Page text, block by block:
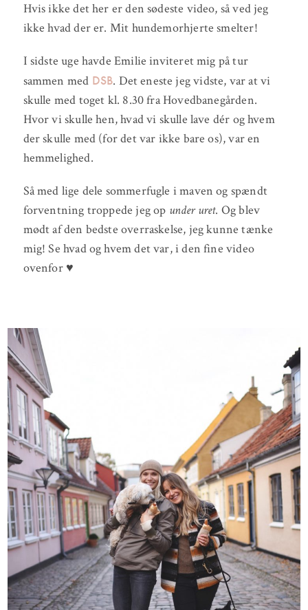
Hvis ikke det her er den sødeste video, så ved jeg
ikke hvad der er. Mit hundemorhjerte smelter!
I sidste uge havde Emilie inviteret mig på tur
sammen med DSB. Det eneste jeg vidste, var at vi
skulle med toget kl. 8.30 fra Hovedbanegården.
Hvor vi skulle hen, hvad vi skulle lave dér og hvem
der skulle med (for det var ikke bare os), var en
hemmelighed.
Så med lige dele sommerfugle i maven og spændt
forventning troppede jeg op under uret. Og blev
mødt af den bedste overraskelse, jeg kunne tænke
mig! Se hvad og hvem det var, i den fine video
ovenfor ♥